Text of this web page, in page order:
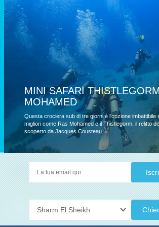
RELITTI E BARRIERE
La crociera sub di una settimana che inizia e termina a
concentrandosi su alcuni dei migliori relitti del mondo
i relitti di Abu Nuhas.